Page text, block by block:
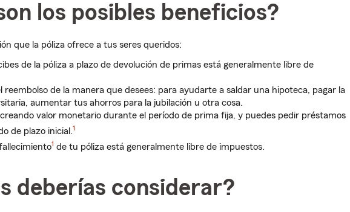
los posibles beneficios?
que la póliza ofrece a tus seres queridos:
de la póliza a plazo de devolución de primas está generalmente libre de
reembolso de la manera que desees: para ayudarte a saldar una hipoteca, pagar la
aumentar tus ahorros para la jubilación u otra cosa.
valor monetario durante el período de prima fija, y puedes pedir préstamos
de plazo inicial.1
1 de tu póliza está generalmente libre de impuestos.
deberías considerar?